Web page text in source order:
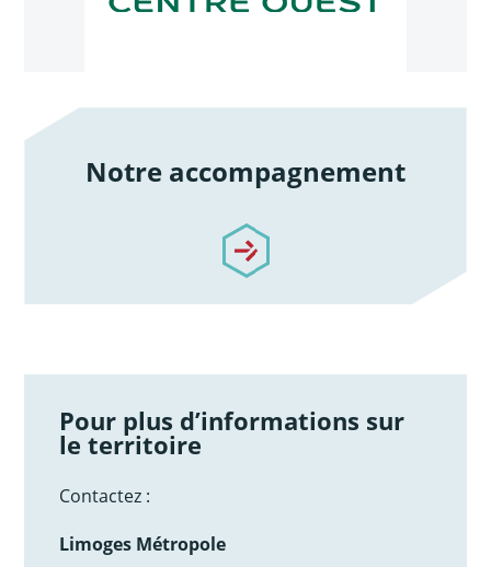
Notre accompagnement
/notre-accompagnement
Pour plus d’informations sur
le territoire
Contactez :
Limoges Métropole